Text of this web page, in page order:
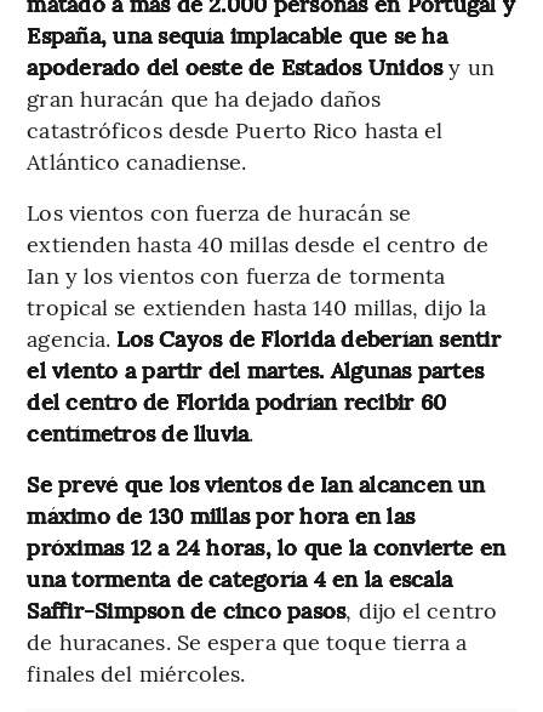
España, una sequía implacable que se ha
apoderado del oeste de Estados Unidosy un
gran huracán que ha dejado daños
catastróficos desde Puerto Rico hasta el
Atlántico canadiense.
Los vientos con fuerza de huracán se
extienden hasta 40 millas desde el centro de
Ian y los vientos con fuerza de tormenta
tropical se extienden hasta 140 millas, dijo la
agencia. Los Cayos de Florida deberían sentir
el viento a partir del martes. Algunas partes
del centro de Florida podrían recibir 60
centímetros de lluvia.
Se prevé que los vientos de Ian alcancen un
máximo de 130 millas por hora en las
próximas 12 a 24 horas, lo que la convierte en
una tormenta de categoría 4 en la escala
Saffir-Simpson de cinco pasos, dijo el centro
de huracanes. Se espera que toque tierra a
finales del miércoles.